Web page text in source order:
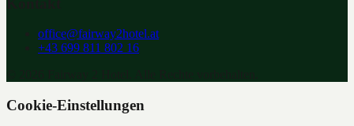
office@fairway2hotel.at
+43 699 811 802 16
Cookie-Einstellungen